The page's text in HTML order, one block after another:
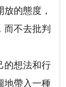
的態度，
不去批判
的想法和行
地帶入一種